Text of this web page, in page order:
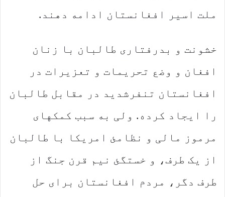
ملت اسیر افغانستان ادامه دهند.
خشونت و بدرفتاری طالبان با زنان
افغان و وضع تحریمات و تعزیرات در
افغانستان تنفرشدید در مقابل طالبان
را ایجاد کرده. ولی به سبب کمکهای
مرموز مالی و نظامئ امریکا با طالبان
از یک طرف، و خستگئ نیم قرن جنگ از
طرف دگر، مردم افغانستان برای حل